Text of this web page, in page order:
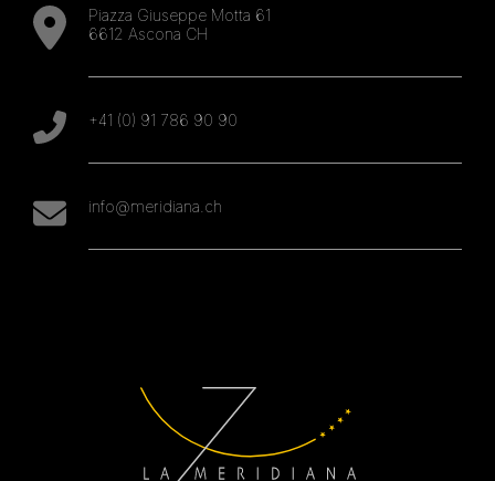
Piazza Giuseppe Motta 61
6612 Ascona CH
+41 (0) 91 786 90 90
info@meridiana.ch